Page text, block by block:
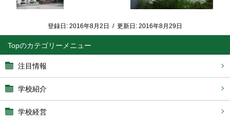
Top
注目情報
学校紹介
学校経営
登録日: 2016年8月2日 / 更新日: 2016年8月29日